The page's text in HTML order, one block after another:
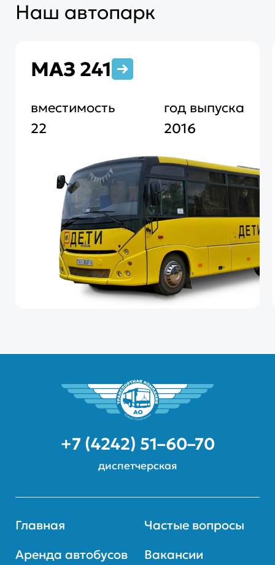
Наш автопарк
МАЗ 241
вместимость
22
год выпуска
2016
+7 (4242) 51–60–70
диспетчерская
Главная
Аренда автобусов
Частые вопросы
Вакансии